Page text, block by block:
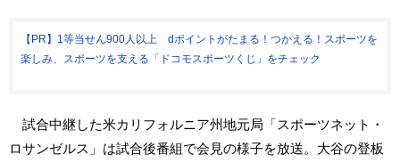
【PR】1等当せん900人以上 dポイントがたまる！つかえる！スポーツを
楽しみ、スポーツを支える「ドコモスポーツくじ」をチェック
試合中継した米カリフォルニア州地元局「スポーツネット・
ロサンゼルス」は試合後番組で会見の様子を放送。大谷の登板